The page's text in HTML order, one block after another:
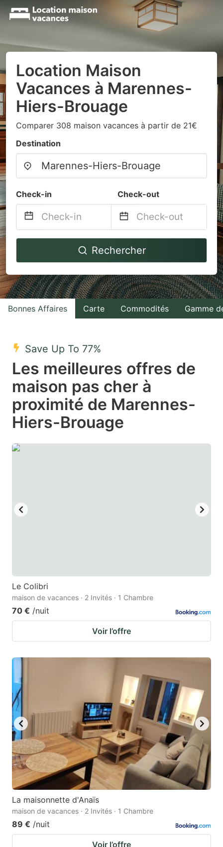
Location Maison
Vacances à Marennes-
Hiers-Brouage
Comparer 308 maison vacances à partir de 21€
Destination
Check-in Check-out
Navigate
to
interact
with
the
select
date.
Press
question
mark
dates.
Navigate
backward
to
interact
with
the
a
date.
Press
mark
dates.
Rechercher
Bonnes Affaires Carte Commodités Gamme
Save Up To 77%
Les meilleures offres de
maison pas cher à
proximité de Marennes-
Hiers-Brouage
Le Colibri
maison de vacances · 2 Invités · 1 Chambre
70 € /nuit
Voir l’offre
La maisonnette d'Anaïs
maison de vacances · 2 Invités · 1 Chambre
89 € /nuit
Voir l’offre